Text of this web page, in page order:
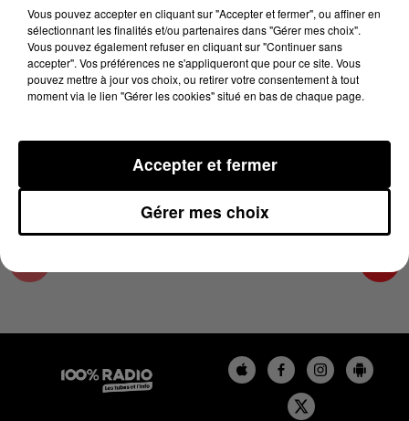
12 mars 2025 - 1 min 14 sec
L'AGENDA DU COMMINGES DU 12/03/2025 À
10H41
L'AGENDA DU COMMINGES
Vous pouvez accepter en cliquant sur "Accepter et fermer", ou affiner en
sélectionnant les finalités et/ou partenaires dans "Gérer mes choix".
Vous pouvez également refuser en cliquant sur "Continuer sans
accepter". Vos préférences ne s'appliqueront que pour ce site. Vous
pouvez mettre à jour vos choix, ou retirer votre consentement à tout
moment via le lien "Gérer les cookies" situé en bas de chaque page.
Gérer mes choix
Accepter et fermer